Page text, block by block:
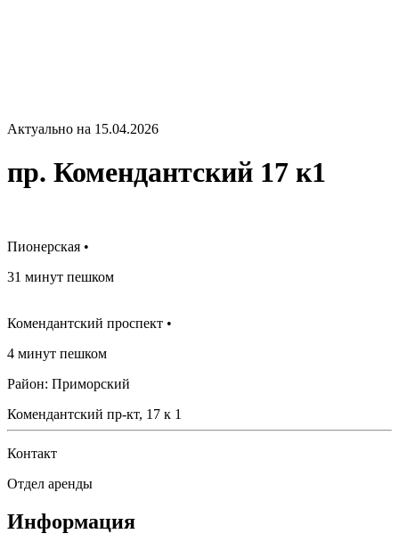
Актуально на 15.04.2026
пр. Комендантский 17 к1
Пионерская •
31 минут пешком
Комендантский проспект •
4 минут пешком
Район: Приморский
Комендантский пр-кт, 17 к 1
Контакт
Отдел аренды
Информация